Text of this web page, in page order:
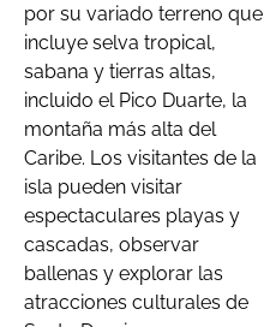
por su variado terreno que
incluye selva tropical,
sabana y tierras altas,
incluido el Pico Duarte, la
montaña más alta del
Caribe. Los visitantes de la
isla pueden visitar
espectaculares playas y
cascadas, observar
ballenas y explorar las
atracciones culturales de